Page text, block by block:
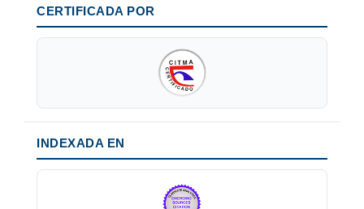
CERTIFICADA POR
INDEXADA EN